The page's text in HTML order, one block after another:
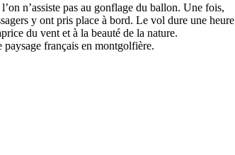
n’assiste pas au gonflage du ballon. Une fois,
y ont pris place à bord. Le vol dure une heure
du vent et à la beauté de la nature.
français en montgolfière.